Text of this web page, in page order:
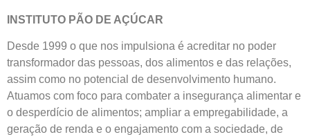
INSTITUTO PÃO DE AÇÚCAR
Desde 1999 o que nos impulsiona é acreditar no poder
transformador das pessoas, dos alimentos e das relações,
assim como no potencial de desenvolvimento humano.
Atuamos com foco para combater a insegurança alimentar e
o desperdício de alimentos; ampliar a empregabilidade, a
geração de renda e o engajamento com a sociedade, de